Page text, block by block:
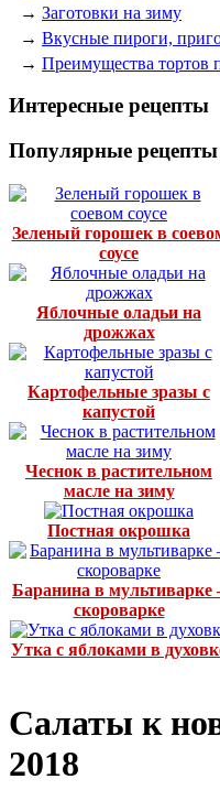
→ Заготовки на зиму
→ Вкусные пироги,
→ Преимущества тортов
Интересные рецепты
Популярные рецепты
Зеленый горошек в
соусе
Яблочные оладьи на
дрожжах
Картофельные зразы с
капустой
Чеснок в растительном
масле на зиму
Постная окрошка
Баранина в мультиварке
скороварке
Утка с яблоками в
Салаты к
2018